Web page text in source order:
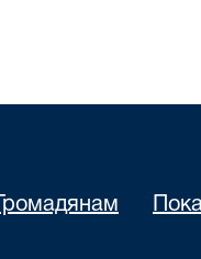
Громадянам